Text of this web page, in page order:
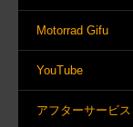
Motorrad Gifu
YouTube
アフターサービス